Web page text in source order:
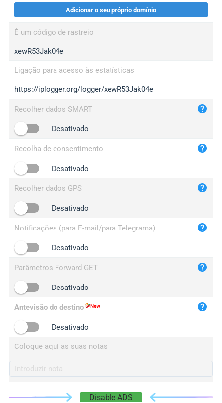
wl.gl
ed.tc
bc.ax
iplogger.com
maper.info
2no.co
yip.su
iplogger.info
Adicionar o seu próprio domínio
É um código de rastreio
xewR53Jak04e
Ligação para acesso às estatísticas
https://iplogger.org/logger/xewR53Jak04e
Recolher dados SMART
Desativado
Recolha de consentimento
Desativado
Recolher dados GPS
Desativado
Notificações (para E-mail/para Telegrama)
Desativado
Parâmetros Forward GET
Desativado
Antevisão do destino
Desativado
Coloque aqui as suas notas
Disable ADS